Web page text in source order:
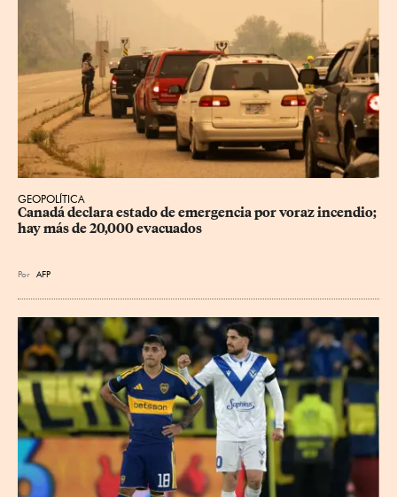
GEOPOLÍTICA
Canadá declara estado de emergencia por voraz incendio;
hay más de 20,000 evacuados
Por AFP